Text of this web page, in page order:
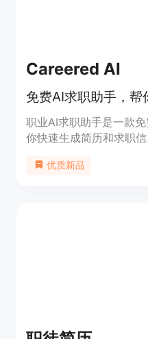
Careered AI
免费AI求职助手，
职业AI求职助手是一款
你快速生成简历和求职
力的求职材料。职业AI
优质新品